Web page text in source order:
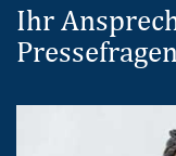
Ihr
Pressefragen